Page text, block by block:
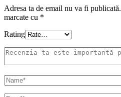
Adresa ta de email nu va fi publicată.
marcate cu *
Rating